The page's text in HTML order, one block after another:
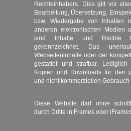
Rechteinhabers. Dies gilt vor
Bearbeitung, Übersetzung,
bzw. Wiedergabe von Inhalten
anderen elektronischen Medien
sind Inhalte und Rechte
gekennzeichnet. Das
Webseiteninhalte oder der
gestattet und strafbar.
Kopien und Downloads für den
und nicht kommerziellen Gebrauch
Diese Website darf ohne
durch Dritte in Frames oder